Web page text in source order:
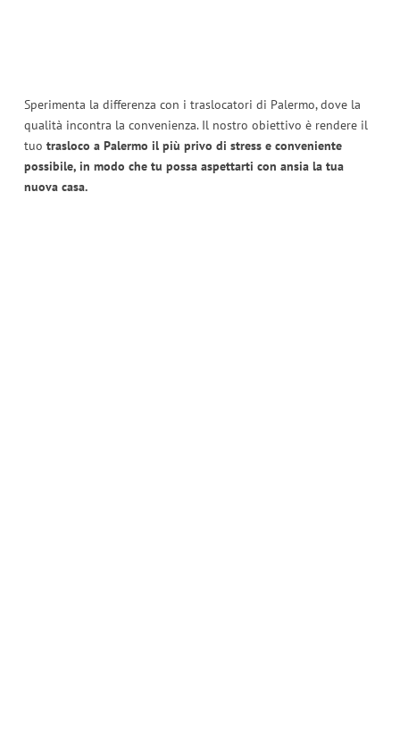
Sperimenta la differenza con i traslocatori di Palermo, dove la
qualità incontra la convenienza. Il nostro obiettivo è rendere il
tuo trasloco a Palermo il più privo di stress e conveniente
possibile, in modo che tu possa aspettarti con ansia la tua
nuova casa.